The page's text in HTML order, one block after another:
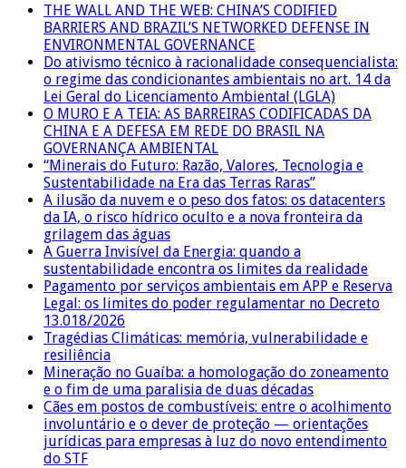
THE WALL AND THE WEB: CHINA’S CODIFIED
BARRIERS AND BRAZIL’S NETWORKED DEFENSE IN
ENVIRONMENTAL GOVERNANCE
Do ativismo técnico à racionalidade consequencialista:
o regime das condicionantes ambientais no art. 14 da
Lei Geral do Licenciamento Ambiental (LGLA)
O MURO E A TEIA: AS BARREIRAS CODIFICADAS DA
CHINA E A DEFESA EM REDE DO BRASIL NA
GOVERNANÇA AMBIENTAL
“Minerais do Futuro: Razão, Valores, Tecnologia e
Sustentabilidade na Era das Terras Raras”
A ilusão da nuvem e o peso dos fatos: os datacenters
da IA, o risco hídrico oculto e a nova fronteira da
grilagem das águas
A Guerra Invisível da Energia: quando a
sustentabilidade encontra os limites da realidade
Pagamento por serviços ambientais em APP e Reserva
Legal: os limites do poder regulamentar no Decreto
13.018/2026
Tragédias Climáticas: memória, vulnerabilidade e
resiliência
Mineração no Guaíba: a homologação do zoneamento
e o fim de uma paralisia de duas décadas
Cães em postos de combustíveis: entre o acolhimento
involuntário e o dever de proteção — orientações
jurídicas para empresas à luz do novo entendimento
do STF